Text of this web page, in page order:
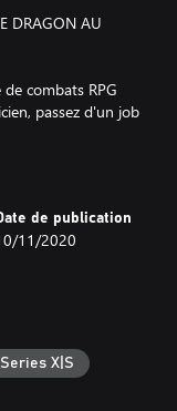
DRAGON AU
combats RPG
passez d'un job
vélos,
jeux SEGA.
également
secondaires, mais
d'une ville
bout de vos
de publication
11/2020
Series X|S